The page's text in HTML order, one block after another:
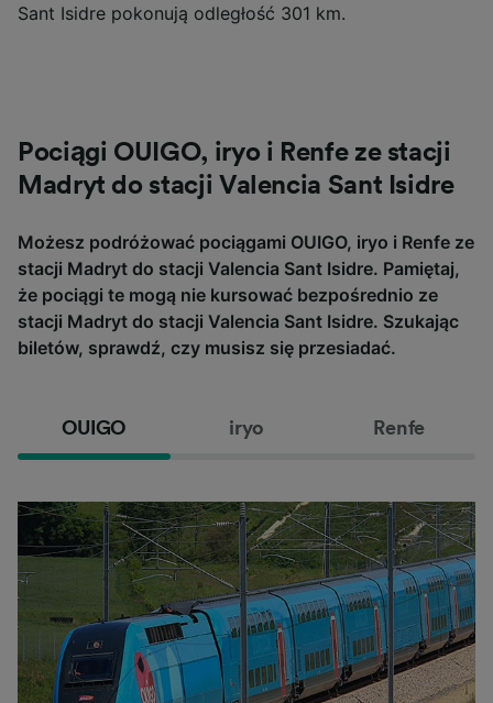
Sant Isidre pokonują odległość 301 km.
Pociągi OUIGO, iryo i Renfe ze stacji
Madryt do stacji Valencia Sant Isidre
Możesz podróżować pociągami OUIGO, iryo i Renfe ze
stacji Madryt do stacji Valencia Sant Isidre. Pamiętaj,
że pociągi te mogą nie kursować bezpośrednio ze
stacji Madryt do stacji Valencia Sant Isidre. Szukając
biletów, sprawdź, czy musisz się przesiadać.
OUIGO iryo Renfe